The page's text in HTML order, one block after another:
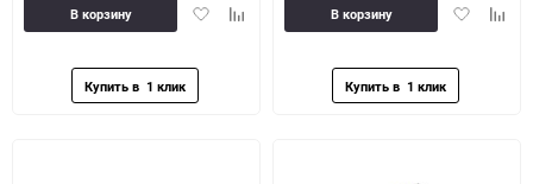
ДобавитьДобавить
В корзину
Добавить
В корзину